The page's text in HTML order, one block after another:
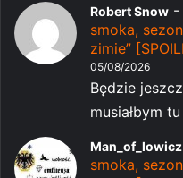
Robert Snow -
smoka,
zimie”
05/08/2026
Będzie
musiałbym
Man_of_lowicz
smoka,